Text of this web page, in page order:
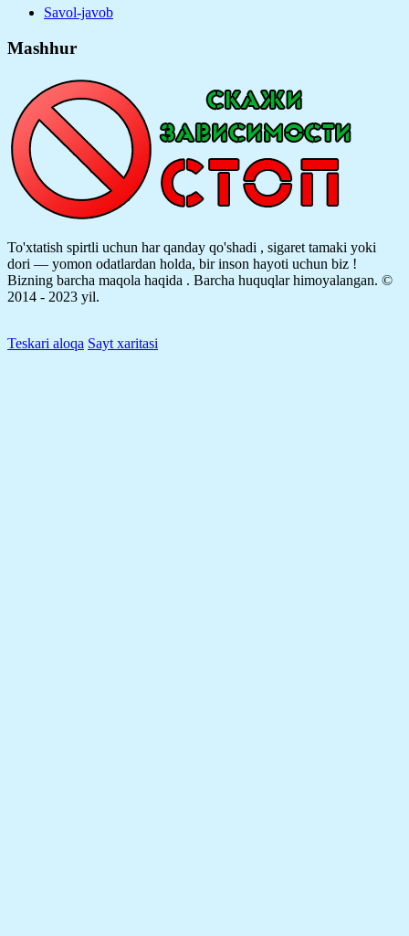
Savol-javob
Mashhur
To'xtatish spirtli uchun har qanday qo'shadi , sigaret tamaki yoki
dori — yomon odatlardan holda, bir inson hayoti uchun biz !
Bizning barcha maqola haqida . Barcha huquqlar himoyalangan. ©
2014 - 2023 yil.
Teskari aloqa Sayt xaritasi